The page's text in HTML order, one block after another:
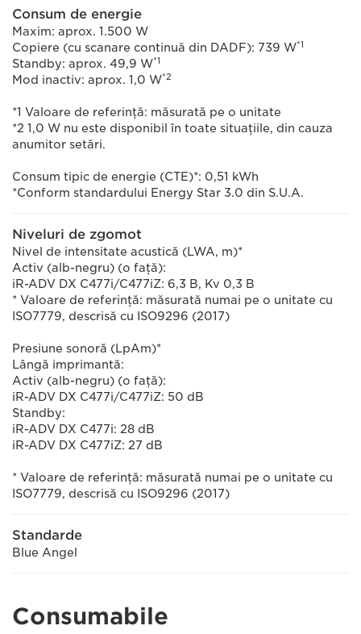
Consum de energie
Maxim: aprox. 1.500 W
Copiere (cu scanare continuă din DADF): 739 W*1
Standby: aprox. 49,9 W*1
Mod inactiv: aprox. 1,0 W*2
*1 Valoare de referinţă: măsurată pe o unitate
*2 1,0 W nu este disponibil în toate situaţiile, din cauza
anumitor setări.
Consum tipic de energie (CTE)*: 0,51 kWh
*Conform standardului Energy Star 3.0 din S.U.A.
Niveluri de zgomot
Nivel de intensitate acustică (LWA, m)*
Activ (alb-negru) (o faţă):
iR-ADV DX C477i/C477iZ: 6,3 B, Kv 0,3 B
* Valoare de referinţă: măsurată numai pe o unitate cu
ISO7779, descrisă cu ISO9296 (2017)
Presiune sonoră (LpAm)*
Lângă imprimantă:
Activ (alb-negru) (o faţă):
iR-ADV DX C477i/C477iZ: 50 dB
Standby:
iR-ADV DX C477i: 28 dB
iR-ADV DX C477iZ: 27 dB
* Valoare de referinţă: măsurată numai pe o unitate cu
ISO7779, descrisă cu ISO9296 (2017)
Standarde
Blue Angel
Consumabile